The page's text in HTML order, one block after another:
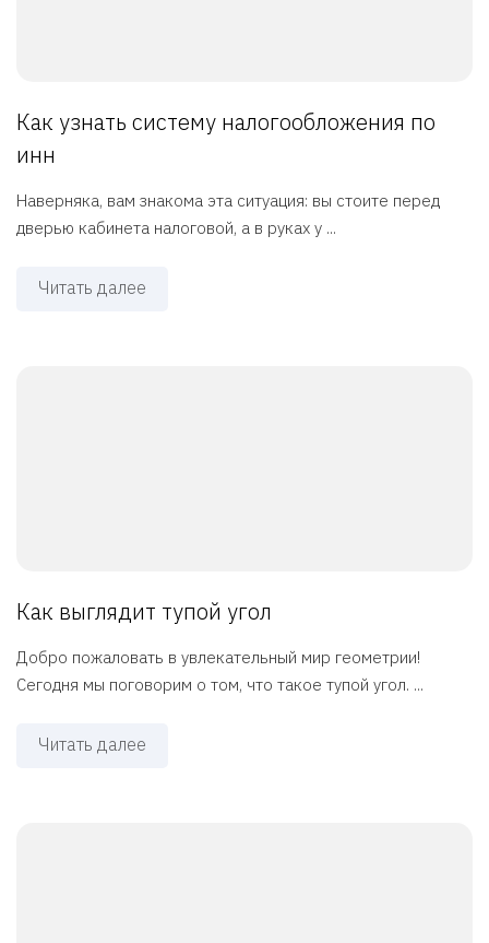
Как узнать систему налогообложения по
инн
Наверняка, вам знакома эта ситуация: вы стоите перед
дверью кабинета налоговой, а в руках у ...
Читать далее
Как выглядит тупой угол
Добро пожаловать в увлекательный мир геометрии!
Сегодня мы поговорим о том, что такое тупой угол. ...
Читать далее